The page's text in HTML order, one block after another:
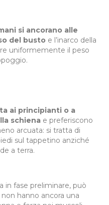
si ancorano alle
del busto e l’inarco della
uniformemente il peso
ai principianti o a
schiena e preferiscono
arcuata: si tratta di
sul tappetino anziché
a terra.
in fase preliminare, può
hanno ancora una